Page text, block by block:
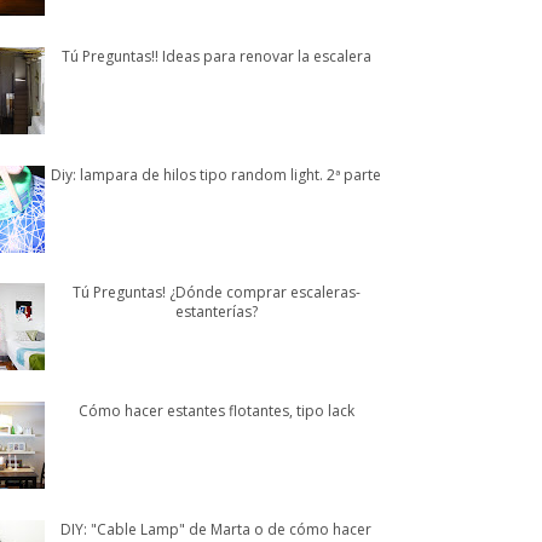
Tú Preguntas!! Ideas para renovar la escalera
Diy: lampara de hilos tipo random light. 2ª parte
Tú Preguntas! ¿Dónde comprar escaleras-
estanterías?
Cómo hacer estantes flotantes, tipo lack
DIY: "Cable Lamp" de Marta o de cómo hacer